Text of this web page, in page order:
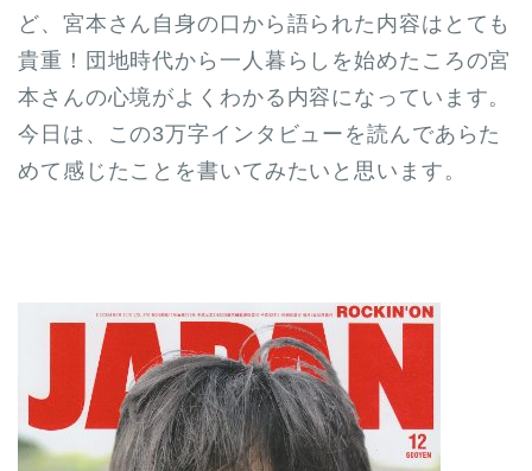
ど、宮本さん自身の口から語られた内容はとても
貴重！団地時代から一人暮らしを始めたころの宮
本さんの心境がよくわかる内容になっています。
今日は、この3万字インタビューを読んであらた
めて感じたことを書いてみたいと思います。